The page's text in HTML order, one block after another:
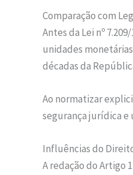
Comparação com
Antes da Lei nº
unidades
décadas da
Ao normatizar
segurança jurídica
Influências do
A redação do Artigo